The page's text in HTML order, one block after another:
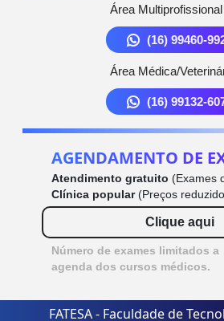
Área Multiprofissional
(16) 99460-
Área Médica/
(16) 99132-
AGENDAMENTO DE
Atendimento gratuito (Exames
Clínica popular(Preços
Clique aqui
Número de exames limitados a
agenda dos cursos médicos.
FATESA - Faculdade de